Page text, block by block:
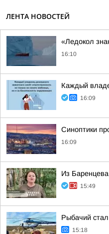
ЛЕНТА НОВОСТЕЙ
«Ледокол
16:10
Каждый
16:09
Синоптики
16:09
Из
15:49
Рыбачий
15:18